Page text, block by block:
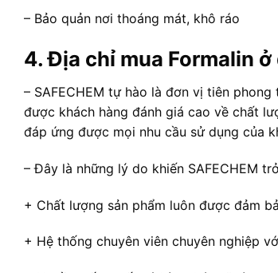
– Bảo quản nơi thoáng mát, khô ráo
4. Địa chỉ mua Formalin
– SAFECHEM tự hào là đơn vị tiên
được khách hàng đánh giá cao về chất
đáp ứng được mọi nhu cầu sử dụng của
– Đây là những lý do khiến SAFECHEM
+ Chất lượng sản phẩm luôn được đảm
+ Hệ thống chuyên viên chuyên nghiệp